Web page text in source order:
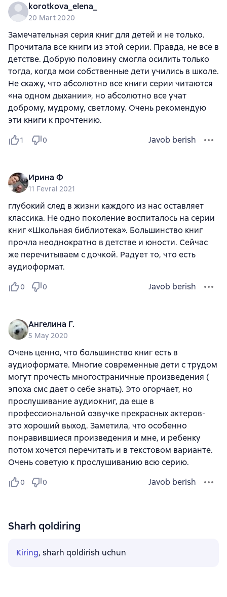
korotkova_elena_
20 Mart 2020
Замечательная серия книг для детей и не только.
Прочитала все книги из этой серии. Правда, не все в
детстве. Добрую половину смогла осилить только
тогда, когда мои собственные дети учились в школе.
Не скажу, что абсолютно все книги серии читаются
«на одном дыхании», но абсолютно все учат
доброму, мудрому, светлому. Очень рекомендую
эти книги к прочтению.
1 0 Javob berish
Ирина Ф
11 Fevral 2021
глубокий след в жизни каждого из нас оставляет
классика. Не одно поколение воспиталось на серии
книг «Школьная библиотека». Большинство книг
прочла неоднократно в детстве и юности. Сейчас
же перечитываем с дочкой. Радует то, что есть
аудиоформат.
0 0 Javob berish
Ангелина Г.
5 May 2020
Очень ценно, что большинство книг есть в
аудиоформате. Многие современные дети с трудом
могут прочесть многостраничные произведения (
эпоха смс дает о себе знать). Это огорчает, но
прослушивание аудиокниг, да еще в
профессиональной озвучке прекрасных актеров-
это хороший выход. Заметила, что особенно
понравившиеся произведения и мне, и ребенку
потом хочется перечитать и в текстовом варианте.
Очень советую к прослушиванию всю серию.
0 0 Javob berish
Sharh qoldiring
Kiring, sharh qoldirish uchun